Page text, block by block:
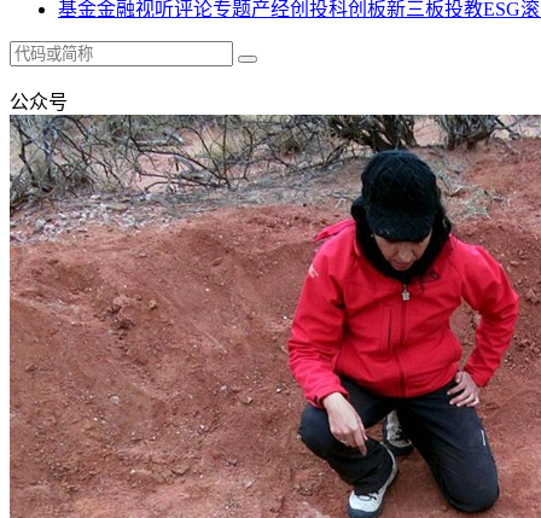
基金金融视听评论专题产经创投科创板新三板投教ESG
公众号